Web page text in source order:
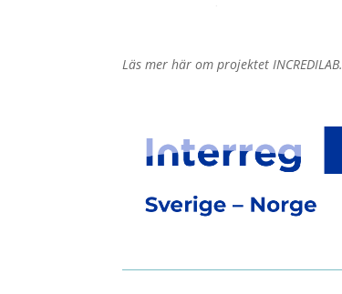
Läs mer här om projektet INCREDILAB.